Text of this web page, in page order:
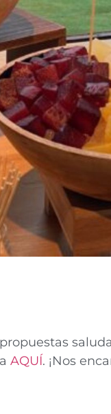
AQUÍ. ¡Nos